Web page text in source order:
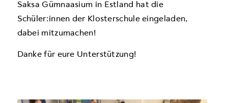
Saksa Gümnaasium in Estland hat die
Schüler:innen der Klosterschule eingeladen,
dabei mitzumachen!
Danke für eure Unterstützung!